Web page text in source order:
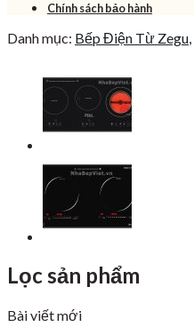
Chính sách bảo hành
Danh mục: Bếp Điện Từ Zegu,
Lọc sản phẩm
Bài viết mới